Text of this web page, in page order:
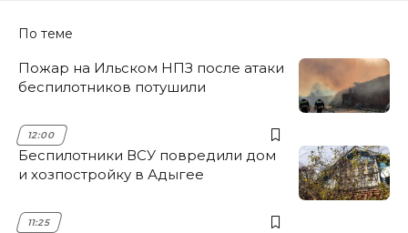
По теме
Пожар на Ильском НПЗ после атаки
беспилотников потушили
12:00
Беспилотники ВСУ повредили дом
и хозпостройку в Адыгее
11:25